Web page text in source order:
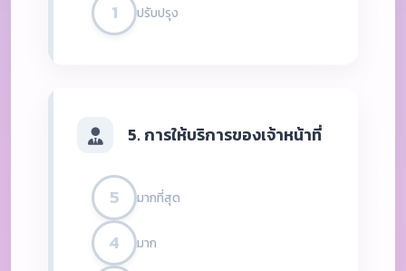
1 ปรับปรุง
5. การให้บริการของเจ้าหน้าที่
5 มากที่สุด
4 มาก